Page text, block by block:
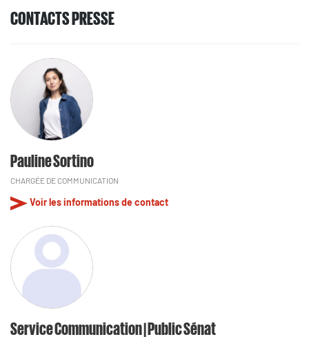
CONTACTS PRESSE
Pauline Sortino
CHARGÉE DE COMMUNICATION
Voir les informations de contact
Service Communication | Public Sénat